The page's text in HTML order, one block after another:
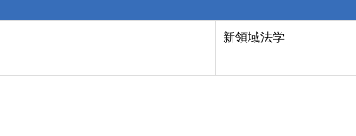
新領域法学